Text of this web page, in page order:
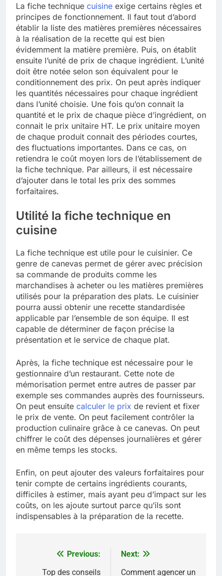
La fiche technique cuisine exige certains règles et
principes de fonctionnement. Il faut tout d’abord
établir la liste des matières premières nécessaires
à la réalisation de la recette qui est bien
évidemment la matière première. Puis, on établit
ensuite l’unité de prix de chaque ingrédient. L’unité
doit être notée selon son équivalent pour le
conditionnement des prix. On peut après indiquer
les quantités nécessaires pour chaque ingrédient
dans l’unité choisie. Une fois qu’on connait la
quantité et le prix de chaque pièce d’ingrédient, on
connait le prix unitaire HT. Le prix unitaire moyen
de chaque produit connait des périodes courtes,
des fluctuations importantes. Dans ce cas, on
retiendra le coût moyen lors de l’établissement de
la fiche technique. Par ailleurs, il est nécessaire
d’ajouter dans le total les prix des sommes
forfaitaires.
Utilité la fiche technique en
cuisine
La fiche technique est utile pour le cuisinier. Ce
genre de canevas permet de gérer avec précision
sa commande de produits comme les
marchandises à acheter ou les matières premières
utilisés pour la préparation des plats. Le cuisinier
pourra aussi obtenir une recette standardisée
applicable par l’ensemble de son équipe. Il est
capable de déterminer de façon précise la
présentation et le service de chaque plat.
Après, la fiche technique est nécessaire pour le
gestionnaire d’un restaurant. Cette note de
mémorisation permet entre autres de passer par
exemple ses commandes auprès des fournisseurs.
On peut ensuite calculer le prix de revient et fixer
le prix de vente. On peut facilement contrôler la
production culinaire grâce à ce canevas. On peut
chiffrer le coût des dépenses journalières et gérer
en même temps les stocks.
Enfin, on peut ajouter des valeurs forfaitaires pour
tenir compte de certains ingrédients courants,
difficiles à estimer, mais ayant peu d’impact sur les
coûts, on les ajoute surtout parce qu’ils sont
indispensables à la préparation de la recette.
NavigationPrevious:
Top des conseils
Next:
Comment agencer un